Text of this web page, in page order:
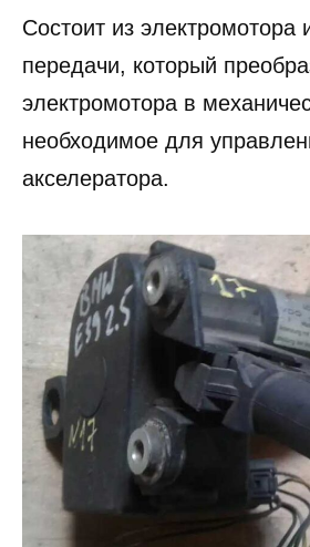
Состоит из электромотора
передачи, который
электромотора в
необходимое для
акселератора.